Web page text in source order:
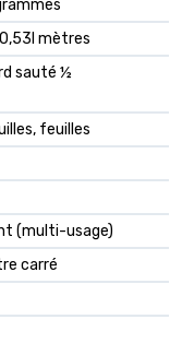
mètres
sauté ½
feuilles
(multi-usage)
carré